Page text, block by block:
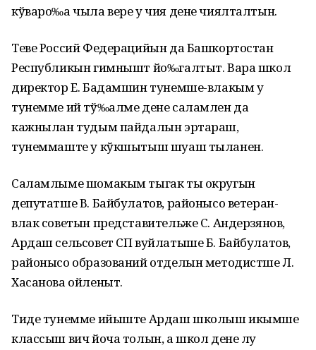
кўваро‰а чыла вере у чия дене чиялталтын.
Теве Россий Федерацийын да Башкортостан
Республикын гимнышт йо‰галтыт. Вара школ
директор Е. Бадамшин тунемше-влакым у
тунемме ий тў‰алме дене саламлен да
кажнылан тудым пайдалын эртараш,
тунеммаште у кўкшытыш шуаш тыланен.
Саламлыме шомакым тыгак ты округын
депутатше В. Байбулатов, районысо ветеран-
влак советын представительже С. Андерзянов,
Ардаш сельсовет СП вуйлатыше Б. Байбулатов,
районысо образований отделын методистше Л.
Хасанова ойленыт.
Тиде тунемме ийыште Ардаш школыш икымше
классыш вич йоча толын, а школ дене лу